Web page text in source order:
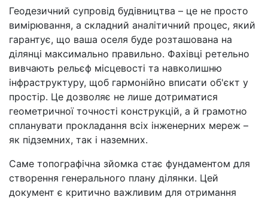
Геодезичний супровід будівництва – це не просто
вимірювання, а складний аналітичний процес, який
гарантує, що ваша оселя буде розташована на
ділянці максимально правильно. Фахівці ретельно
вивчають рельєф місцевості та навколишню
інфраструктуру, щоб гармонійно вписати об'єкт у
простір. Це дозволяє не лише дотриматися
геометричної точності конструкцій, а й грамотно
спланувати прокладання всіх інженерних мереж –
як підземних, так і наземних.
Саме топографічна зйомка стає фундаментом для
створення генерального плану ділянки. Цей
документ є критично важливим для отримання